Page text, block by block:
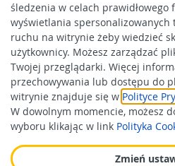
śledzenia w celach prawidłowego
wyświetlania
ruchu na witrynie żeby wiedzieć
użytkownicy. Możesz zarządzać
Twojej przeglądarki. Więcej
przechowywania lub dostępu do
witrynie znajduje się w Polityce
W dowolnym momencie, możesz
wyboru klikając w link Polityka
Zmień
Obowiązek informacyjny
Polityka prywatności
Polityka Cookies
Odbiór zużytego sprzętu
Wspierają nas: